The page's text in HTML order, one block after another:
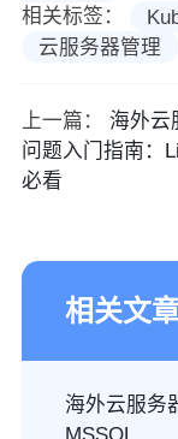
相关标签：
云服务器管理
上一篇：
海外云
问题入门指南：
必看
相关文
海外云服务
MSSQL